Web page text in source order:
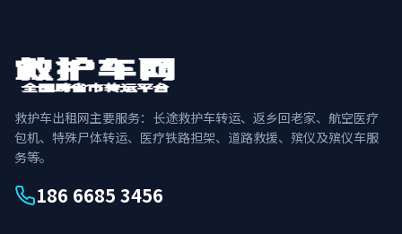
救护车出租网主要服务：长途救护车转运、返乡回老家、航空医疗
包机、特殊尸体转运、医疗铁路担架、道路救援、殡仪及殡仪车服
务等。
186 6685 3456